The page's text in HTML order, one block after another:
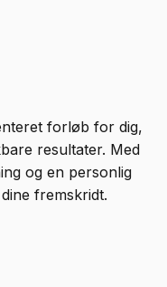
forløb for dig,
resultater. Med
og en personlig
fremskridt.